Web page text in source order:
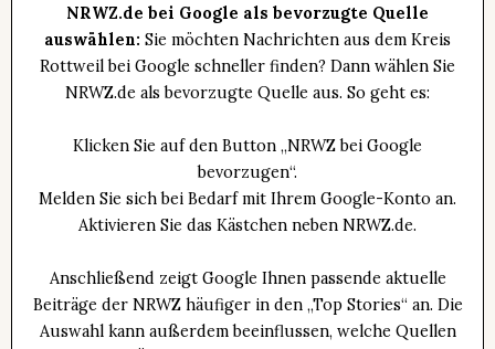
NRWZ.de bei Google als bevorzugte Quelle
auswählen: Sie möchten Nachrichten aus dem Kreis
Rottweil bei Google schneller finden? Dann wählen Sie
NRWZ.de als bevorzugte Quelle aus. So geht es:
Klicken Sie auf den Button „NRWZ bei Google
bevorzugen“.
Melden Sie sich bei Bedarf mit Ihrem Google-Konto an.
Aktivieren Sie das Kästchen neben NRWZ.de.
Anschließend zeigt Google Ihnen passende aktuelle
Beiträge der NRWZ häufiger in den „Top Stories“ an. Die
Auswahl kann außerdem beeinflussen, welche Quellen